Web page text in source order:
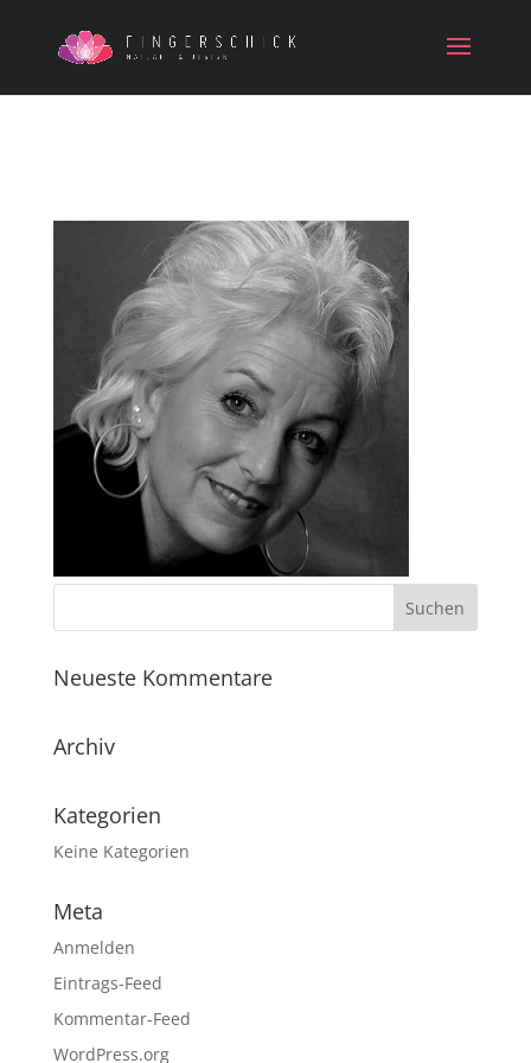
Neueste Kommentare
Archiv
Kategorien
Keine Kategorien
Meta
Anmelden
Eintrags-Feed
Kommentar-Feed
WordPress.org